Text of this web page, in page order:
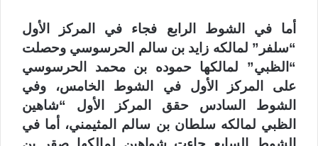
أما في الشوط الرابع فجاء في المركز الأول
“سلفر” لمالكه زايد بن سالم الحرسوسي وحصلت
“الظبي” لمالكها حموده بن محمد الحرسوسي
على المركز الأول في الشوط الخامس، وفي
الشوط السادس حقق المركز الأول “شاهين
الظبي لمالكه سلطان بن سالم المثيمني، أما في